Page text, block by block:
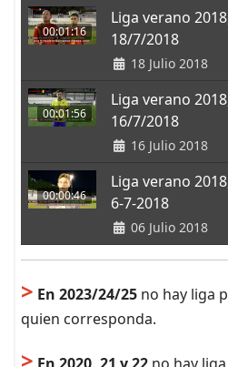
00:01:16
Liga verano
18/7/2018
18 Julio 2018
00:01:56
Liga verano
16/7/2018
16 Julio 2018
00:00:46
Liga verano
6-7-2018
06 Julio 2018
> En 2023/24/25 no hay liga
quien corresponda.
>